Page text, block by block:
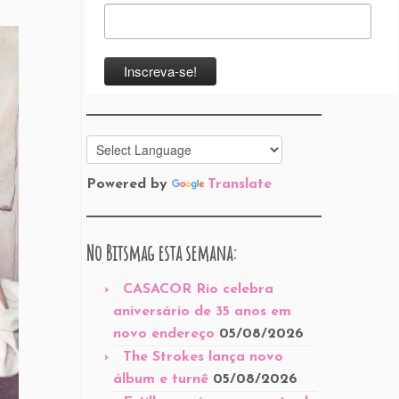
Powered by Translate
No Bitsmag esta semana:
CASACOR Rio celebra
aniversário de 35 anos em
novo endereço 05/08/2026
The Strokes lança novo
álbum e turnê 05/08/2026